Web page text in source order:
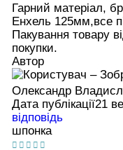
Гарний матеріал,
Енхель 125мм,все
Пакування
покупки.
Автор
Олександр
Дата публікації21
відповідь
шпонка